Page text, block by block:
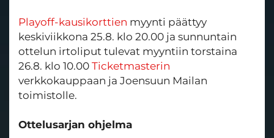
Playoff-kausikorttien myynti päättyy
keskiviikkona 25.8. klo 20.00 ja sunnuntain
ottelun irtoliput tulevat myyntiin torstaina
26.8. klo 10.00 Ticketmasterin
verkkokauppaan ja Joensuun Mailan
toimistolle.
Ottelusarjan ohjelma